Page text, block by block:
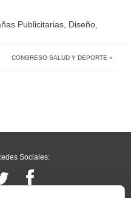
Publicitarias Diseño
CONGRESO SALUD Y DEPORTE »
Sociales: